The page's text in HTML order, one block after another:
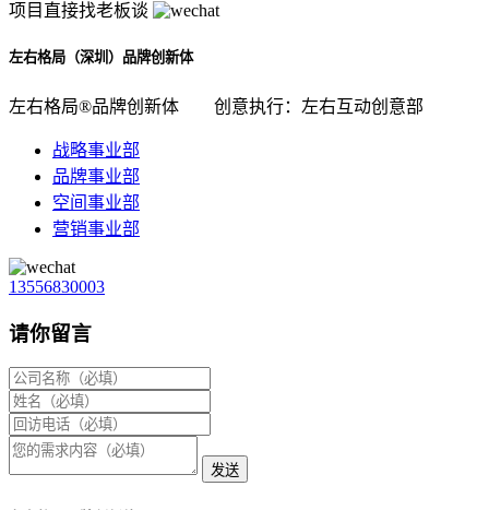
项目直接找老板谈
左右格局（深圳）品牌创新体
左右格局®品牌创新体 创意执行：左右互动创意部
战略事业部
品牌事业部
空间事业部
营销事业部
13556830003
请你留言
发送